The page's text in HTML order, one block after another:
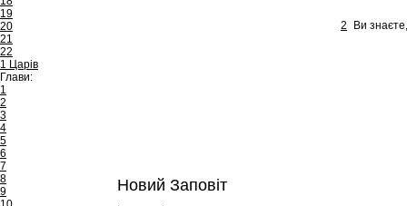
19
20
21
22
1 Царів
Глави:
1
2
3
4
5
6
7
8
9
Новий Заповіт
2 Ви